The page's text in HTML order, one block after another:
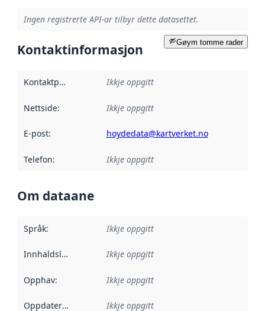
Ingen registrerte API-ar tilbyr dette datasettet.
Gøym tomme rader
Kontaktinformasjon
Kontaktpunkt Ikkje oppgitt
Nettside: Ikkje oppgitt
E-post: hoydedata@kartverket.no
Telefon: Ikkje oppgitt
Om dataane
Språk: Ikkje oppgitt
Innhaldsleverandørar :
Ikkje oppgitt
Opphav: Ikkje oppgitt
Oppdateringsfrekvens :
Ikkje oppgitt